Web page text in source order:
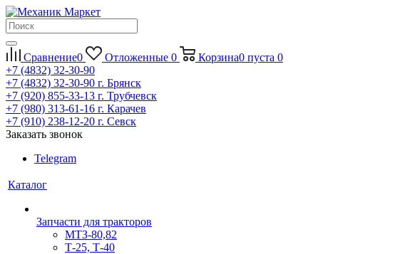
Сравнение0 Отложенные 0 Корзина0 пуста 0
+7 (4832) 32-30-90
+7 (4832) 32-30-90 г. Брянск
+7 (920) 855-33-13 г. Трубчевск
+7 (980) 313-61-16 г. Карачев
+7 (910) 238-12-20 г. Севск
Заказать звонок
Telegram
Каталог
Запчасти для тракторов
МТЗ-80,82
Т-25, Т-40